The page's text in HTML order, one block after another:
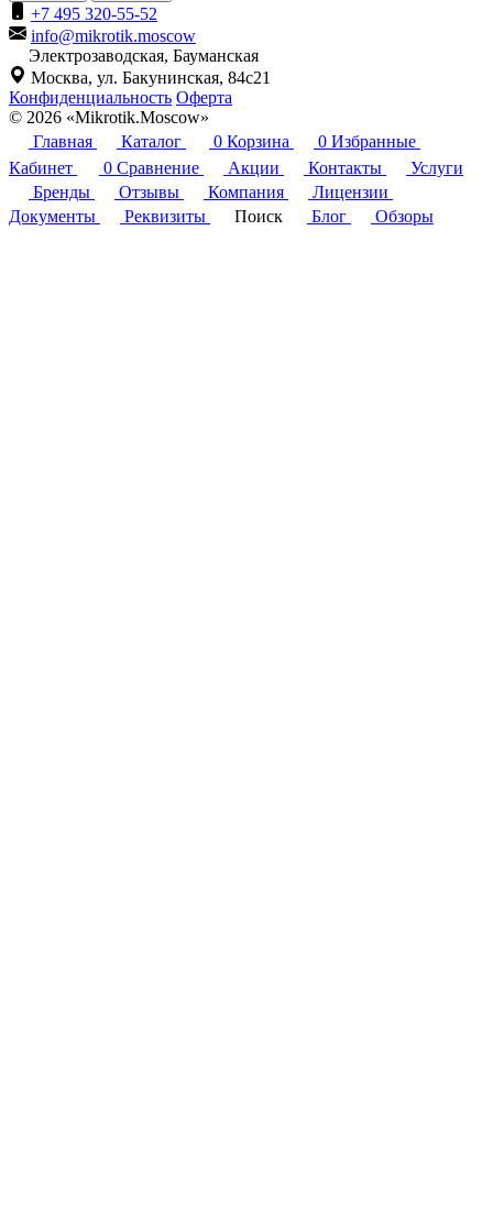
+7 495 320-55-52
info@mikrotik.moscow
Электрозаводская, Бауманская
Москва, ул. Бакунинская, 84с21
Конфиденциальность Оферта
© 2026 «Mikrotik.Moscow»
Главная
Каталог 0 Корзина 0 Избранные
Кабинет
0 Сравнение Акции Контакты
Услуги
Бренды
Отзывы Компания
Лицензии
Документы
Реквизиты Поиск Блог Обзоры